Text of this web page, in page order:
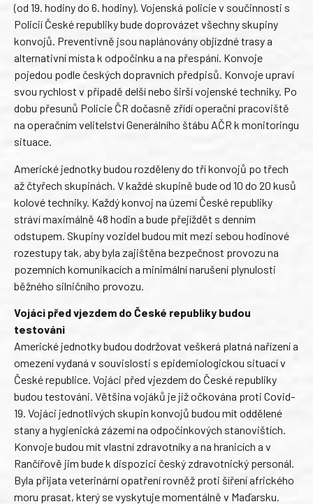
(od 19. hodiny do 6. hodiny). Vojenská policie v součinnosti s
Policií České republiky bude doprovázet všechny skupiny
konvojů. Preventivně jsou naplánovány objízdné trasy a
alternativní místa k odpočinku a na přespání. Konvoje
pojedou podle českých dopravních předpisů. Konvoje upraví
svou rychlost v případě delší nebo širší vojenské techniky. Po
dobu přesunů Policie ČR dočasně zřídí operační pracoviště
na operačním velitelství Generálního štábu AČR k monitoringu
situace.
Americké jednotky budou rozděleny do tří konvojů po třech
až čtyřech skupinách. V každé skupině bude od 10 do 20 kusů
kolové techniky. Každý konvoj na území České republiky
stráví maximálně 48 hodin a bude přejíždět s denním
odstupem. Skupiny vozidel budou mít mezi sebou hodinové
rozestupy tak, aby byla zajištěna bezpečnost provozu na
pozemních komunikacích a minimální narušení plynulosti
běžného silničního provozu.
Vojáci před vjezdem do České republiky budou
testováni
Americké jednotky budou dodržovat veškerá platná nařízení a
omezení vydaná v souvislosti s epidemiologickou situací v
České republice. Vojáci před vjezdem do České republiky
budou testováni. Většina vojáků je již očkována proti Covid-
19. Vojáci jednotlivých skupin konvojů budou mít oddělené
stany a hygienická zázemí na odpočinkových stanovištích.
Konvoje budou mít vlastní zdravotníky a na hranicích a v
Rančířově jim bude k dispozici český zdravotnický personál.
Byla přijata veterinární opatření rovněž proti šíření afrického
moru prasat, který se vyskytuje momentálně v Maďarsku.